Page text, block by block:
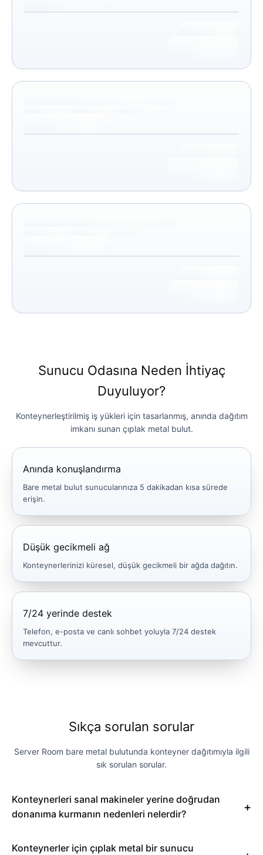
Sunucu Odasına Neden İhtiyaç
Duyuluyor?
Konteynerleştirilmiş iş yükleri için tasarlanmış, anında dağıtım
imkanı sunan çıplak metal bulut.
Anında konuşlandırma
Bare metal bulut sunucularınıza 5 dakikadan kısa sürede
erişin.
Düşük gecikmeli ağ
Konteynerlerinizi küresel, düşük gecikmeli bir ağda dağıtın.
7/24 yerinde destek
Telefon, e-posta ve canlı sohbet yoluyla 7/24 destek
mevcuttur.
Sıkça sorulan sorular
Server Room bare metal bulutunda konteyner dağıtımıyla ilgili
sık sorulan sorular.
Konteynerleri sanal makineler yerine doğrudan
donanıma kurmanın nedenleri nelerdir?
Konteynerler için çıplak metal bir sunucu